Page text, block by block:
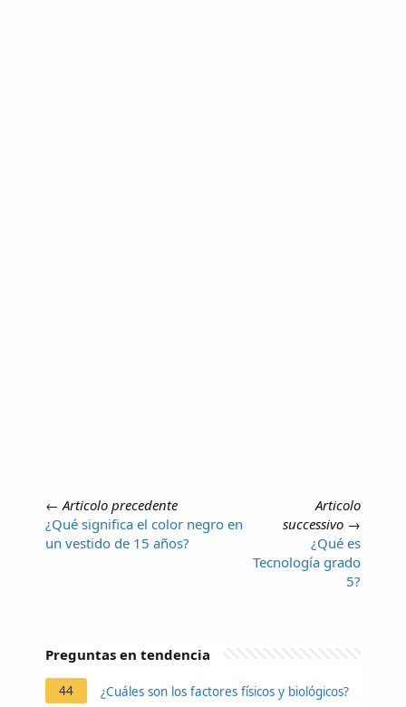
← Articolo precedente
¿Qué significa el color negro en
un vestido de 15 años?
Articolo
successivo →
¿Qué es
Tecnología grado
5?
Preguntas en tendencia
44 ¿Cuáles son los factores físicos y biológicos?